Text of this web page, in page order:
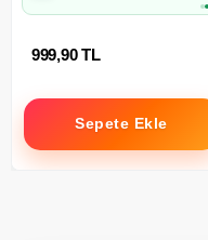
999,90 TL
Sepete Ekle